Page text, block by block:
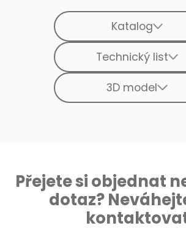
Katalog
Technický list
3D model
Přejete si objednat
dotaz?